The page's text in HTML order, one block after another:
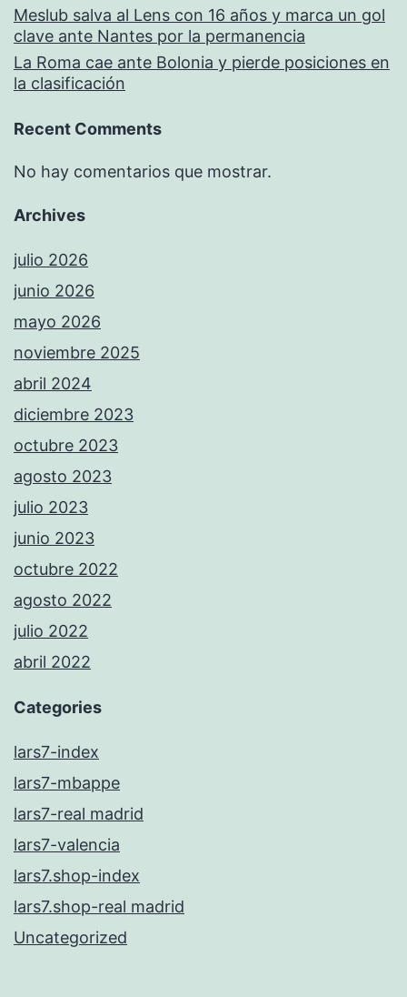
Meslub salva al Lens con 16 años y marca un gol
clave ante Nantes por la permanencia
La Roma cae ante Bolonia y pierde posiciones en
la clasificación
Recent Comments
No hay comentarios que mostrar.
Archives
julio 2026
junio 2026
mayo 2026
noviembre 2025
abril 2024
diciembre 2023
octubre 2023
agosto 2023
julio 2023
junio 2023
octubre 2022
agosto 2022
julio 2022
abril 2022
Categories
lars7-index
lars7-mbappe
lars7-real madrid
lars7-valencia
lars7.shop-index
lars7.shop-real madrid
Uncategorized